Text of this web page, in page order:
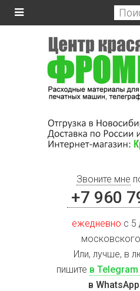
Звоните мне
+7 960
ежедневно с 5
Или, лучше, в
пишите в
в